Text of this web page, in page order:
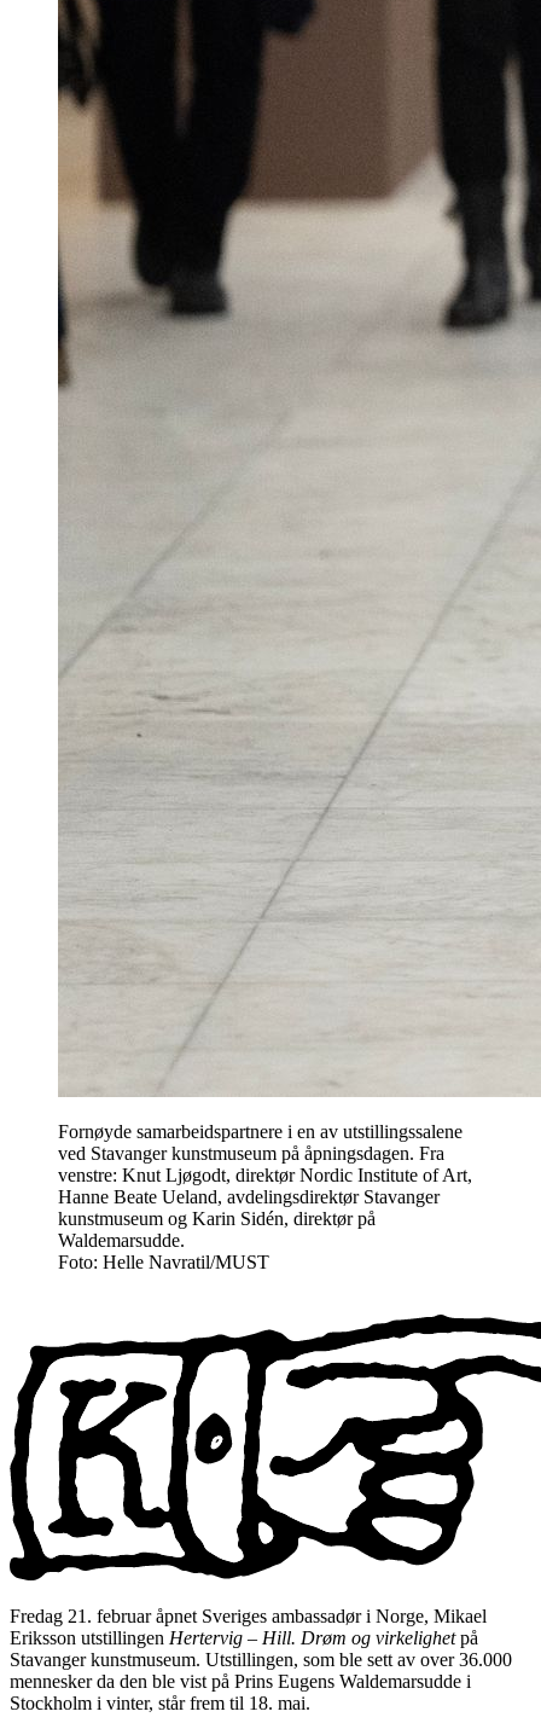
Fornøyde samarbeidspartnere i en av utstillingssalene
ved Stavanger kunstmuseum på åpningsdagen. Fra
venstre: Knut Ljøgodt, direktør Nordic Institute of Art,
Hanne Beate Ueland, avdelingsdirektør Stavanger
kunstmuseum og Karin Sidén, direktør på
Waldemarsudde.
Foto: Helle Navratil/MUST
Fredag 21. februar åpnet Sveriges ambassadør i Norge, Mikael
Eriksson utstillingen Hertervig – Hill. Drøm og virkelighetpå
Stavanger kunstmuseum. Utstillingen, som ble sett av over 36.000
mennesker da den ble vist på Prins Eugens Waldemarsudde i
Stockholm i vinter, står frem til 18. mai.